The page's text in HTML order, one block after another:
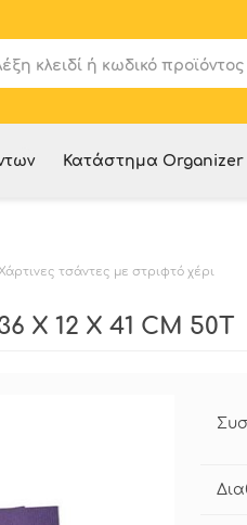
Κατάστημα Organizer
τσάντες με στριφτό χέρι
Χ 12 Χ 41 CM 50Τ